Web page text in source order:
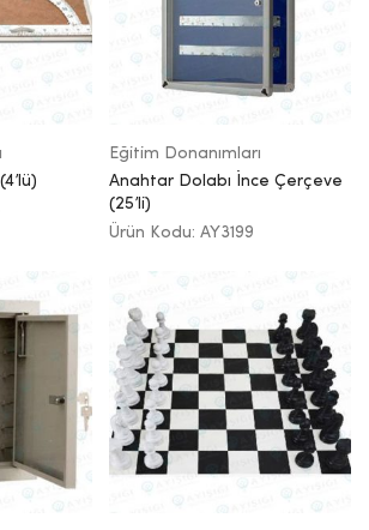
Eğitim Donanımları
Anahtar Dolabı İnce Çerçeve
(25’li)
Ürün Kodu: AY3199